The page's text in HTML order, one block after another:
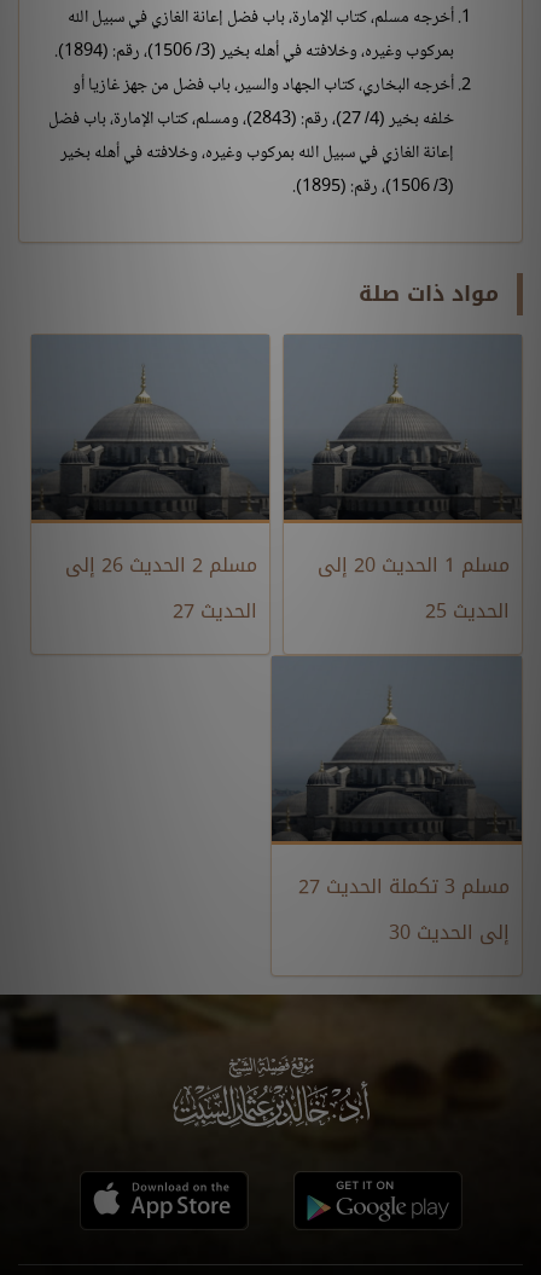
أخرجه مسلم، كتاب الإمارة، باب فضل إعانة الغازي في سبيل الله
بمركوب وغيره، وخلافته في أهله بخير (3/ 1506)، رقم: (1894).
أخرجه البخاري، كتاب الجهاد والسير، باب فضل من جهز غازيا أو
خلفه بخير (4/ 27)، رقم: (2843)، ومسلم، كتاب الإمارة، باب فضل
إعانة الغازي في سبيل الله بمركوب وغيره، وخلافته في أهله بخير
(3/ 1506)، رقم: (1895).
مواد ذات صلة
مسلم 1 الحديث 20 إلى
الحديث 25
مسلم 2 الحديث 26 إلى
الحديث 27
مسلم 3 تكملة الحديث 27
إلى الحديث 30